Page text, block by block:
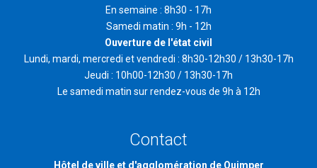
En semaine : 8h30 - 17h
Samedi matin : 9h - 12h
Ouverture de l'état civil
Lundi, mardi, mercredi et vendredi : 8h30-12h30 / 13h30-17h
Jeudi : 10h00-12h30 / 13h30-17h
Le samedi matin sur rendez-vous de 9h à 12h
Contact
Hôtel de ville et d'agglomération de Quimper